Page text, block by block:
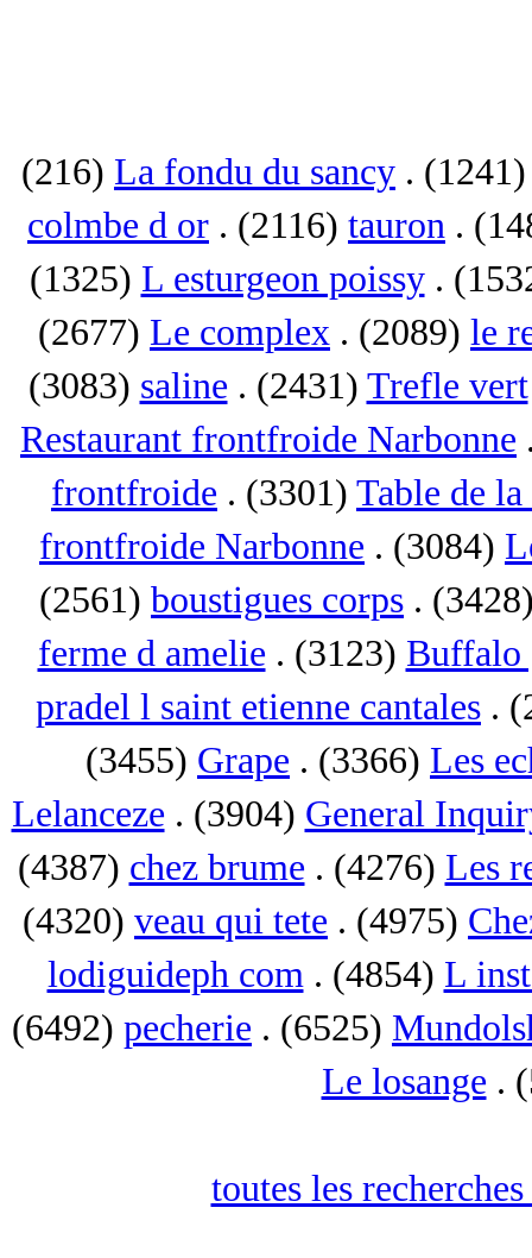
(216) La fondu du sancy . (1241)
colmbe d or . (2116) tauron .
(1325) L esturgeon poissy.
(2677) Le complex . (2089) le
(3083) saline . (2431) Trefle vert
Restaurant frontfroide Narbonne
frontfroide . (3301) Table de
frontfroide Narbonne . (3084)
(2561) boustigues corps .
ferme d amelie . (3123) Buffalo
pradel l saint etienne cantales .
(3455) Grape . (3366) Les
Lelanceze . (3904) General
(4387) chez brume . (4276) Les
(4320) veau qui tete . (4975)
lodiguideph com. (4854) L
(6492) pecherie . (6525)
Le losange .
toutes les